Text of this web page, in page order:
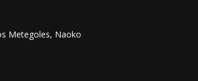
Metegoles, Naoko